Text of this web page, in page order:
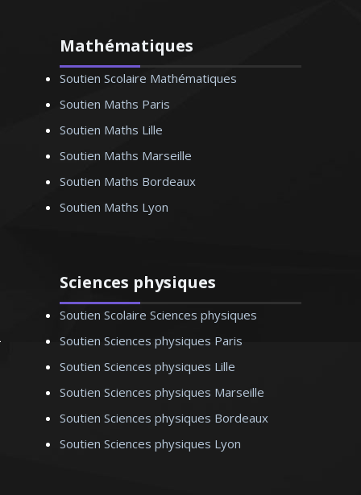
Docteur en physique-chimie et
passionné par les sciences et
l'enseignement, je donne des cours
lycée et aux étudiants du supérieur.
personnalisé et de qualité
Monsieur S. Bernard - Professeur de
physique/chimie - Lille
Mathématiques
Soutien Scolaire Mathématiques
Soutien Maths Paris
Soutien Maths Lille
Soutien Maths Marseille
Soutien Maths Bordeaux
Soutien Maths Lyon
Sciences physiques
Soutien Scolaire Sciences physiques
Soutien Sciences physiques Paris
Soutien Sciences physiques Lille
Soutien Sciences physiques Marseille
Soutien Sciences physiques Bordeaux
Soutien Sciences physiques Lyon